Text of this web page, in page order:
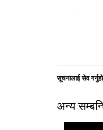
सूचनालाई सेव
अन्य